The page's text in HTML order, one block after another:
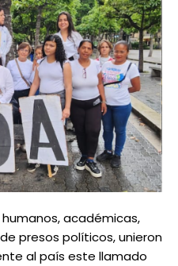
académicas,
presos políticos, unieron
al país este llamado